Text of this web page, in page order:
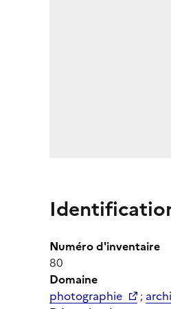
Numéro d'inventaire
80
Domaine
photographie
;